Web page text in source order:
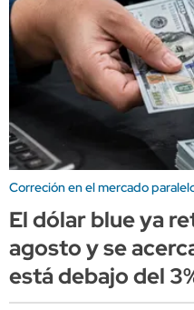
Correción en el mercado
El dólar blue ya
agosto y se
está debajo del